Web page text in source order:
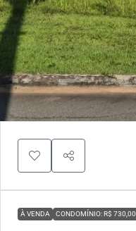
À VENDA CONDOMÍNIO: R$ 730,00